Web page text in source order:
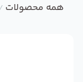
همه محصولات /